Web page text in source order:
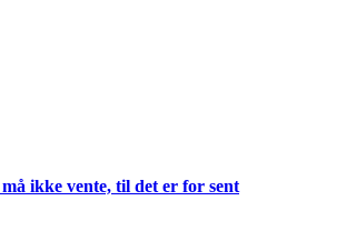
ikke vente, til det er for sent